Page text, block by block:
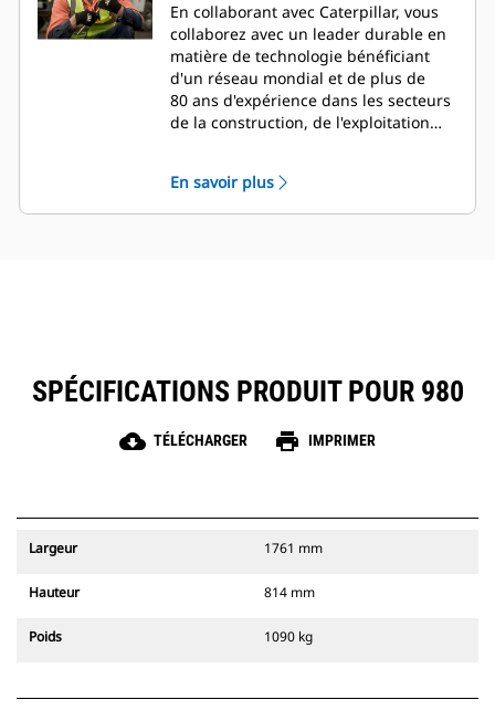
En collaborant avec Caterpillar, vous
collaborez avec un leader durable en
matière de technologie bénéficiant
d'un réseau mondial et de plus de
80 ans d'expérience dans les secteurs
de la construction, de l'exploitation
En savoir plus
SPÉCIFICATIONS PRODUIT POUR 980
cloud_download TÉLÉCHARGER print IMPRIMER
Largeur 1761 mm
Hauteur 814 mm
Poids 1090 kg